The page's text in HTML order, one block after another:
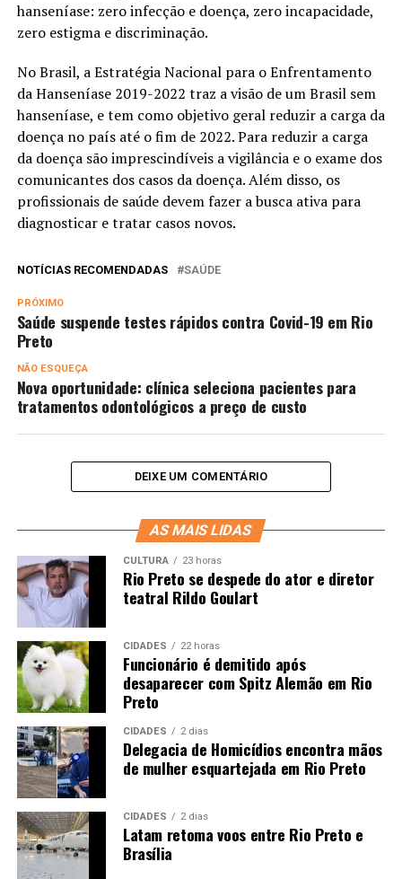
hanseníase: zero infecção e doença, zero incapacidade,
zero estigma e discriminação.
No Brasil, a Estratégia Nacional para o Enfrentamento
da Hanseníase 2019-2022 traz a visão de um Brasil sem
hanseníase, e tem como objetivo geral reduzir a carga da
doença no país até o fim de 2022. Para reduzir a carga
da doença são imprescindíveis a vigilância e o exame dos
comunicantes dos casos da doença. Além disso, os
profissionais de saúde devem fazer a busca ativa para
diagnosticar e tratar casos novos.
NOTÍCIAS RECOMENDADAS SAÚDE
PRÓXIMO
Saúde suspende testes rápidos contra Covid-19 em Rio
Preto
NÃO ESQUEÇA
Nova oportunidade: clínica seleciona pacientes para
tratamentos odontológicos a preço de custo
DEIXE UM COMENTÁRIO
AS MAIS LIDAS
CULTURA 23 horas
Rio Preto se despede do ator e diretor
teatral Rildo Goulart
CIDADES 22 horas
Funcionário é demitido após
desaparecer com Spitz Alemão em Rio
Preto
CIDADES 2 dias
Delegacia de Homicídios encontra mãos
de mulher esquartejada em Rio Preto
CIDADES 2 dias
Latam retoma voos entre Rio Preto e
Brasília